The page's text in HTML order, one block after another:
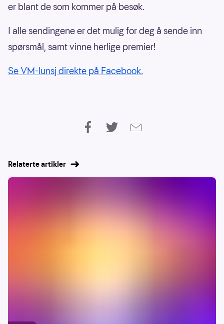
er blant de som kommer på besøk.
I alle sendingene er det mulig for deg å sende inn
spørsmål, samt vinne herlige premier!
Se VM-lunsj direkte på Facebook.
Relaterte artikler